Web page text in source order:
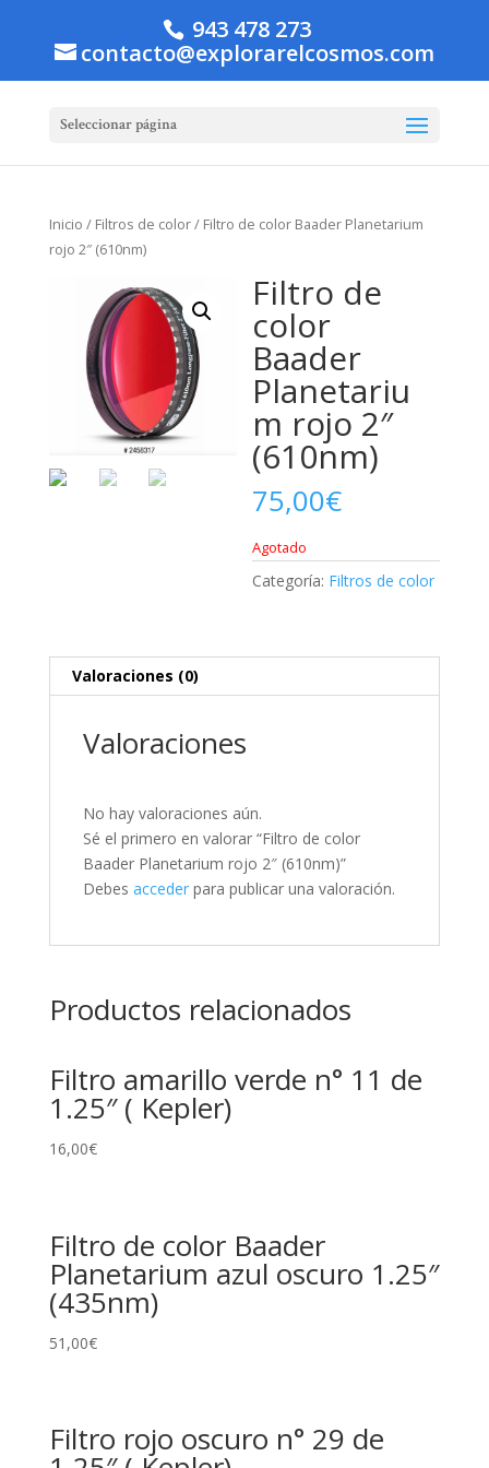
943 478 273
contacto@explorarelcosmos.com
Seleccionar página
Inicio / Filtros de color/ Filtro de color Baader Planetarium
rojo 2″ (610nm)
Filtro de
color
Baader
Planetariu
m rojo 2″
(610nm)
75,00€
Agotado
Categoría: Filtros de color
Valoraciones (0)
Valoraciones
No hay valoraciones aún.
Sé el primero en valorar “Filtro de color
Baader Planetarium rojo 2″ (610nm)”
Debes accederpara publicar una valoración.
Productos relacionados
Filtro amarillo verde n° 11 de
1.25″ ( Kepler)
16,00€
Filtro de color Baader
Planetarium azul oscuro 1.25″
(435nm)
51,00€
Filtro rojo oscuro n° 29 de